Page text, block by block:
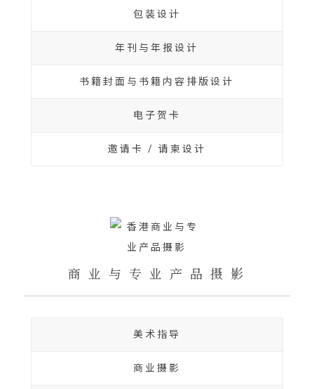
包装设计
年刊与年报设计
书籍封面与书籍内容排版设计
电子贺卡
邀请卡 / 请柬设计
商 业 与 专 业 产 品 摄 影
美术指导
商业摄影